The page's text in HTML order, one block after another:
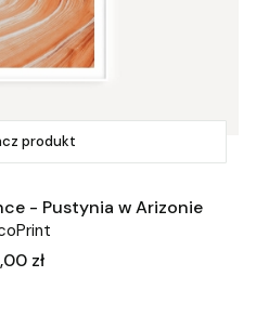
produkt
- Pustynia w Arizonie
zł